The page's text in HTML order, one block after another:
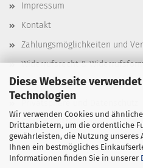
Diese Webseite
Technologien
Wir verwenden Cookies und
Drittanbietern, um die ordentliche
gewährleisten, die Nutzung unseres
Ihnen ein bestmögliches
Informationen finden Sie in unserer
Impressum
Kontakt
Zahlungsmöglichkeiten und
Widerrufsrecht &
AGB
Privatsphäre und Datenschutz
Cookie Einstellungen